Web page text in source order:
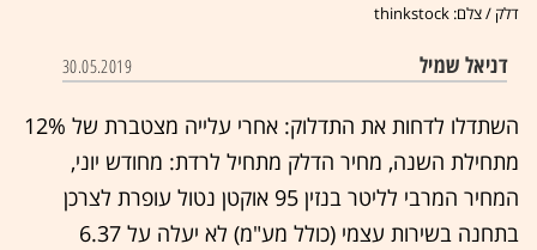
דלק / צלם: thinkstock
דניאל שמיל 30.05.2019
השתדלו לדחות את התדלוק: אחרי עלייה מצטברת של 12%
מתחילת השנה, מחיר הדלק מתחיל לרדת: מחודש יוני,
המחיר המרבי לליטר בנזין 95 אוקטן נטול עופרת לצרכן
בתחנה בשירות עצמי (כולל מע"מ) לא יעלה על 6.37